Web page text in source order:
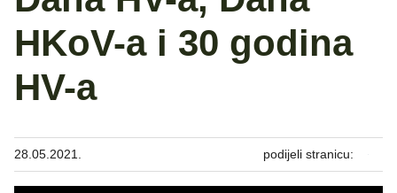
HKoV-a i 30 godina
HV-a
28.05.2021. podijeli stranicu: